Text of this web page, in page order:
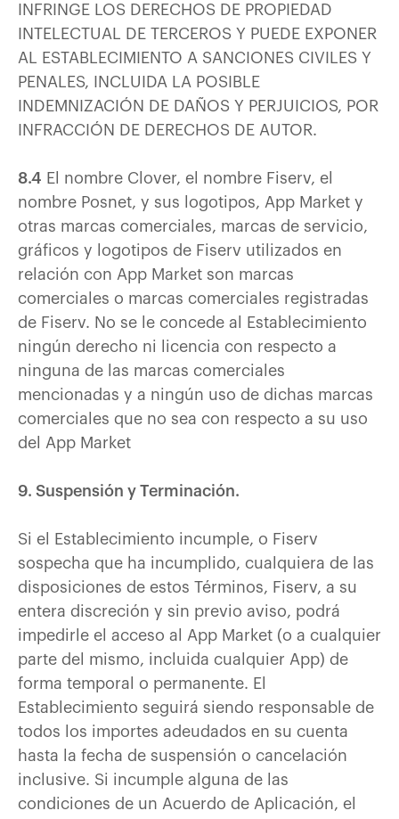
INFRINGE LOS DERECHOS DE PROPIEDAD
INTELECTUAL DE TERCEROS Y PUEDE EXPONER
AL ESTABLECIMIENTO A SANCIONES CIVILES Y
PENALES, INCLUIDA LA POSIBLE
INDEMNIZACIÓN DE DAÑOS Y PERJUICIOS, POR
INFRACCIÓN DE DERECHOS DE AUTOR.
8.4 El nombre Clover, el nombre Fiserv, el
nombre Posnet, y sus logotipos, App Market y
otras marcas comerciales, marcas de servicio,
gráficos y logotipos de Fiserv utilizados en
relación con App Market son marcas
comerciales o marcas comerciales registradas
de Fiserv. No se le concede al Establecimiento
ningún derecho ni licencia con respecto a
ninguna de las marcas comerciales
mencionadas y a ningún uso de dichas marcas
comerciales que no sea con respecto a su uso
del App Market
9. Suspensión y Terminación.
Si el Establecimiento incumple, o Fiserv
sospecha que ha incumplido, cualquiera de las
disposiciones de estos Términos, Fiserv, a su
entera discreción y sin previo aviso, podrá
impedirle el acceso al App Market (o a cualquier
parte del mismo, incluida cualquier App) de
forma temporal o permanente. El
Establecimiento seguirá siendo responsable de
todos los importes adeudados en su cuenta
hasta la fecha de suspensión o cancelación
inclusive. Si incumple alguna de las
condiciones de un Acuerdo de Aplicación, el